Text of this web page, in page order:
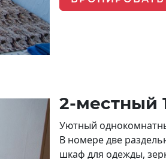
2-местный
Уютный
В номере две
шкаф для одежды,